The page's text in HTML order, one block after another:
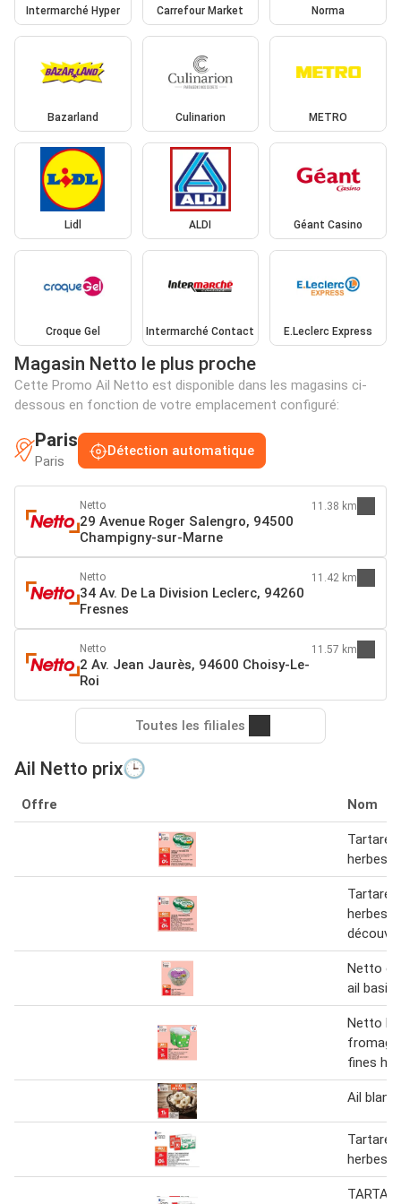
Intermarché Hyper Carrefour Market Norma
Bazarland Culinarion METRO
Lidl ALDI Géant Casino
Croque Gel Intermarché Contact E.Leclerc Express
Magasin Netto le plus proche
Cette Promo Ail Netto est disponible dans les magasins ci-
dessous en fonction de votre emplacement configuré:
Paris
Paris
Détection automatique
Netto
29 Avenue Roger Salengro, 94500
Champigny-sur-Marne
11.38 km
Netto
34 Av. De La Division Leclerc, 94260
Fresnes
11.42 km
Netto
2 Av. Jean Jaurès, 94600 Choisy-Le-
Roi
11.57 km
Toutes les filiales
Ail Netto prix🕒
Offre Nom
Tartare
herbes
Tartare
herbes
Netto
ail basilic
Netto
fines
Ail blanc
Tartare
herbes